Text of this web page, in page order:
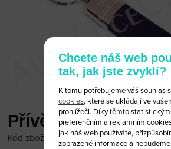
Přívěsek Lexus
Kód zboží: Lexus_PR11
Chcete náš web
tak, jak jste zvyklí?
K tomu potřebujeme váš souhlas
cookies, které se ukládají ve
prohlížeči. Díky těmto
preferenčním a reklamním
jak náš web používáte,
zobrazené informace a